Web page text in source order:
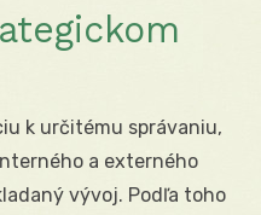
k určitému správaniu,
a externého
vývoj. Podľa toho